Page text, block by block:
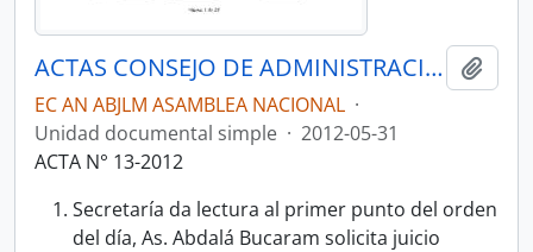
ACTAS CONSEJO DE ADMINISTRACIÓN LEGISLATIVA CAL-2011-2013
EC AN ABJLM ASAMBLEA NACIONAL ·
Unidad documental simple · 2012-05-31
ACTA N° 13-2012
Secretaría da lectura al primer punto del orden
del día, As. Abdalá Bucaram solicita juicio